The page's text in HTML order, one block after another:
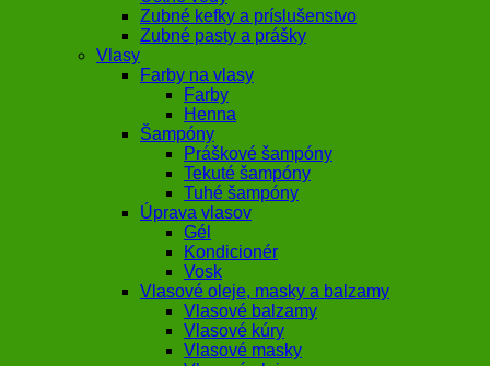
Zubné kefky a príslušenstvo
Zubné pasty a prášky
Vlasy
Farby na vlasy
Farby
Henna
Šampóny
Práškové šampóny
Tekuté šampóny
Tuhé šampóny
Úprava vlasov
Gél
Kondicionér
Vosk
Vlasové oleje, masky a balzamy
Vlasové balzamy
Vlasové kúry
Vlasové masky